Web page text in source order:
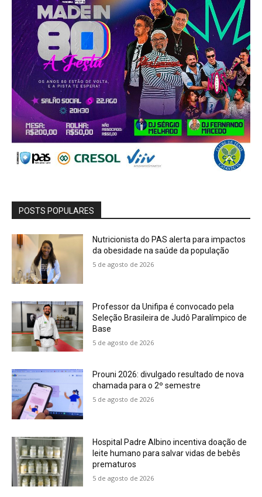
POSTS POPULARES
Nutricionista do PAS alerta para impactos
da obesidade na saúde da população
5 de agosto de 2026
Professor da Unifipa é convocado pela
Seleção Brasileira de Judô Paralímpico de
Base
5 de agosto de 2026
Prouni 2026: divulgado resultado de nova
chamada para o 2º semestre
5 de agosto de 2026
Hospital Padre Albino incentiva doação de
leite humano para salvar vidas de bebês
prematuros
5 de agosto de 2026